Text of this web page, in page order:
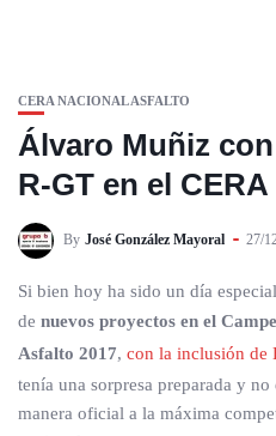
CERA NACIONAL ASFALTO
Álvaro Muñiz
R-GT en el CERA
By José González Mayoral 27/
Si bien hoy ha sido un día
de nuevos proyectos en el
Asfalto 2017, con la inclusión de
tenía una sorpresa preparada y no
manera oficial a la máxima